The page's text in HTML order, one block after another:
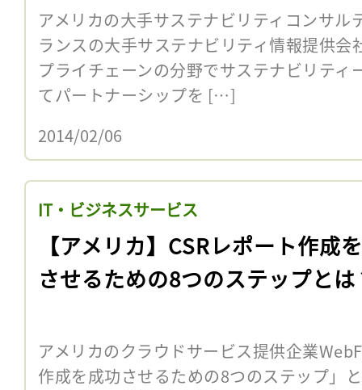
アメリカの大手サステナビリティコンサル
ランスの大手サステナビリティ情報提供会
プライチェーンの分野でサステナビリティ
てパートナーシップを […]
2014/02/06
IT・ビジネスサービス
【アメリカ】CSRレポート作成
させるための8つのステップとは
アメリカのクラウドサービス提供企業
作成を成功させるための8つのステップ」